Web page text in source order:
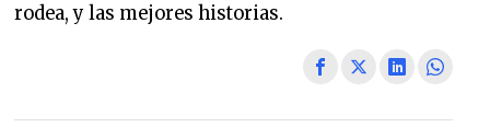
rodea, y las mejores historias.